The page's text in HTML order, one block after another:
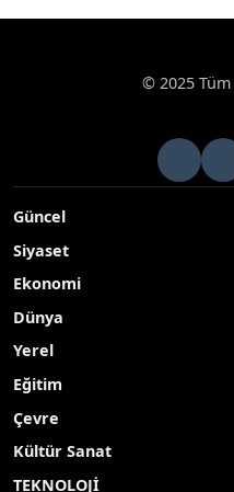
© 2025 Tüm
Güncel
Siyaset
Ekonomi
Dünya
Yerel
Eğitim
Çevre
Kültür Sanat
TEKNOLOJİ